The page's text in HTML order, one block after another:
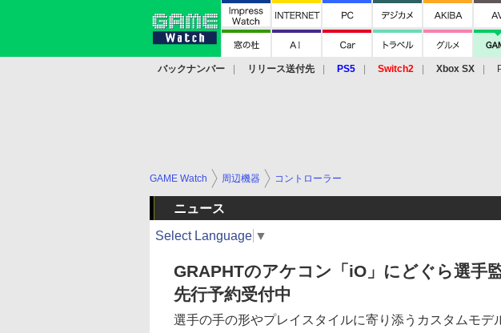
バックナンバー リリース送付先 PS5 Switch2 Xbox SX
GAME Watch 周辺機器 コントローラー
ニュース
Select Language ▼
GRAPHTのアケコン「iO」にどぐら選手
先行予約受付中
選手の手の形やプレイスタイルに寄り添うカスタムモデ